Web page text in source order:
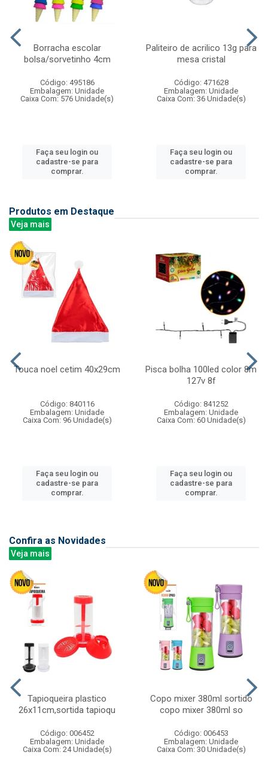
Borracha escolar
bolsa/sorvetinho 4cm
Código: 495186
Embalagem: Unidade
Caixa Com: 576 Unidade(s)
Faça seu login ou
cadastre-se para
comprar.
Paliteiro de acrilico 13g para
mesa cristal
Código: 471628
Embalagem: Unidade
Caixa Com: 36 Unidade(s)
Faça seu login ou
cadastre-se para
comprar.
Produtos em Destaque
Veja mais
Touca noel cetim 40x29cm
Código: 840116
Embalagem: Unidade
Caixa Com: 96 Unidade(s)
Faça seu login ou
cadastre-se para
comprar.
Pisca bolha 100led color 8m
127v 8f
Código: 841252
Embalagem: Unidade
Caixa Com: 60 Unidade(s)
Faça seu login ou
cadastre-se para
comprar.
Confira as Novidades
Veja mais
Tapioqueira plastico
26x11cm,sortida tapioqu
Código: 006452
Embalagem: Unidade
Caixa Com: 24 Unidade(s)
Copo mixer 380ml sortido
copo mixer 380ml so
Código: 006453
Embalagem: Unidade
Caixa Com: 30 Unidade(s)